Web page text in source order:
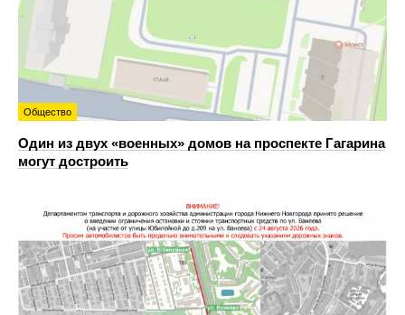
Общество
Один из двух «военных» домов на проспекте Гагарина
могут достроить